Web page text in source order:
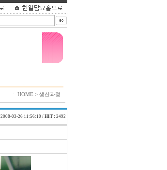
ㆍ HOME > 생산과정
2008-03-26 11:56:10 / HIT : 2492